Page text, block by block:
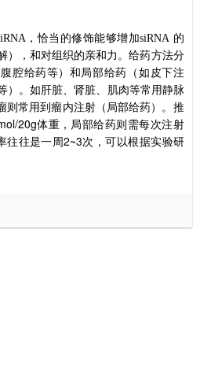
，恰当的修饰能够增加siRNA 的
，和对组织的亲和力。 给药方法分
腔给药等） 和 局部给药（如皮下注
） 。 如肝脏、肾脏、肌肉等常用静脉
则常用到瘤内注射（局部给药） 。 推
20g体重 ， 局部给药则需每次注射
往往是一周 2~3次，可以根据实验研